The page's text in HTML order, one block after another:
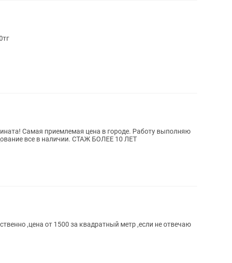
приемлемая цена в городе. Работу выполняю
все в наличии. СТАЖ БОЛЕЕ 10 ЛЕТ
,цена от 1500 за квадратный метр ,если не отвечаю